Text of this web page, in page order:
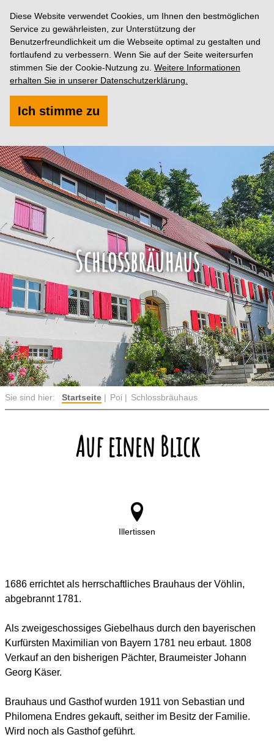
Diese Website verwendet Cookies, um Ihnen den bestmöglichen
Service zu gewährleisten, zur Unterstützung der
Benutzerfreundlichkeit um die Webseite optimal zu gestalten und
fortlaufend zu verbessern. Wenn Sie auf der Seite weitersurfen
stimmen Sie der Cookie-Nutzung zu. Weitere Informationen
erhalten Sie in unserer Datenschutzerklärung.
Ich stimme zu
Schlossbräuhaus
Sie sind hier: Startseite Poi Schlossbräuhaus
Auf einen Blick
Illertissen
1686 errichtet als herrschaftliches Brauhaus der Vöhlin,
abgebrannt 1781.
Als zweigeschossiges Giebelhaus durch den bayerischen
Kurfürsten Maximilian von Bayern 1781 neu erbaut. 1808
Verkauf an den bisherigen Pächter, Braumeister Johann
Georg Käser.
Brauhaus und Gasthof wurden 1911 von Sebastian und
Philomena Endres gekauft, seither im Besitz der Familie.
Wird noch als Gasthof geführt.